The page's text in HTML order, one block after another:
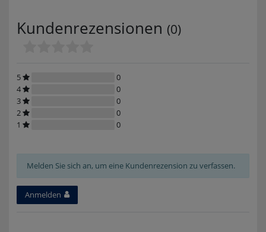
Kundenrezensionen (0)
5
0
4
0
3
0
2
0
1
0
Melden Sie sich an, um eine Kundenrezension zu verfassen.
Anmelden